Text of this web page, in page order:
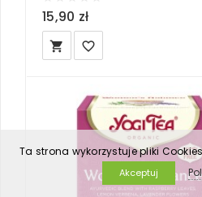
Ta strona wykorzystuje pliki
Akceptuj
15,90 zł
local_grocery_store favorite_border